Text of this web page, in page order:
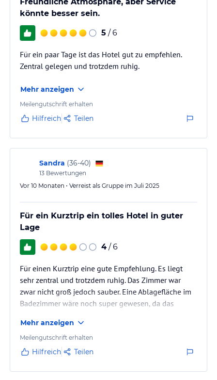
Aufzug bietet eine Alternative zu den Treppen.
Hinweis:
Allgemeine und unverbindliche
Hoteliers-/Veranstalter-/Kataloginformationen. Alle Angaben
lies vor der Buchung die verbindlichen Angebotsdetailsdes
jeweiligen Veranstalters.
könnte besser sein.
5 / 6
Für ein paar Tage ist das Hotel gut zu empfehlen.
Zentral gelegen und trotzdem ruhig.
Mehr anzeigen
Meilengutschrift erhalten
Hilfreich Teilen
Sandra (36-40)
13 Bewertungen
Vor 10 Monaten • Verreist als Gruppe im Juli 2025
Für ein Kurztrip ein tolles Hotel in guter
Lage
4 / 6
Für einen Kurztrip eine gute Empfehlung. Es liegt
sehr zentral und trotzdem ruhig. Das Zimmer war
zwar nicht groß jedoch sauber. Eine Ablagefläche im
Badezimmer wäre noch super gewesen, da das
Mehr anzeigen
Meilengutschrift erhalten
Hilfreich Teilen